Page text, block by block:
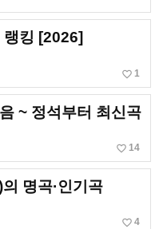
랭킹 [2026]
favorite_border 1
~ 정석부터 최신곡
favorite_border 14
명곡·인기곡
favorite_border 4